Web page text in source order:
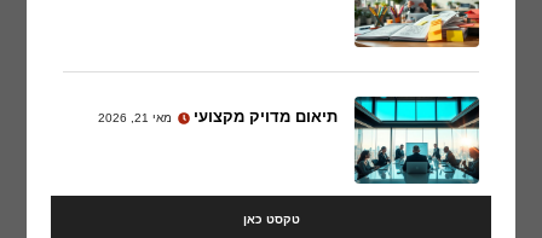
טקסט כאן
תיאום מדויק מקצועי מאי 21, 2026